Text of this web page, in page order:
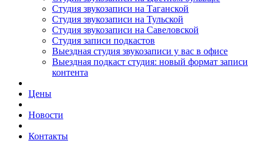
Студия звукозаписи на Таганской
Студия звукозаписи на Тульской
Студия звукозаписи на Савеловской
Студия записи подкастов
Выездная студия звукозаписи у вас в офисе
Выездная подкаст студия: новый формат записи
контента
Цены
Новости
Контакты